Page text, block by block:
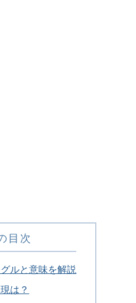
目次
ルと意味を解説
は？